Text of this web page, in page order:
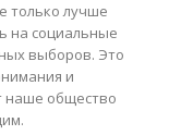
только лучше
на социальные
выборов. Это
и
наше общество